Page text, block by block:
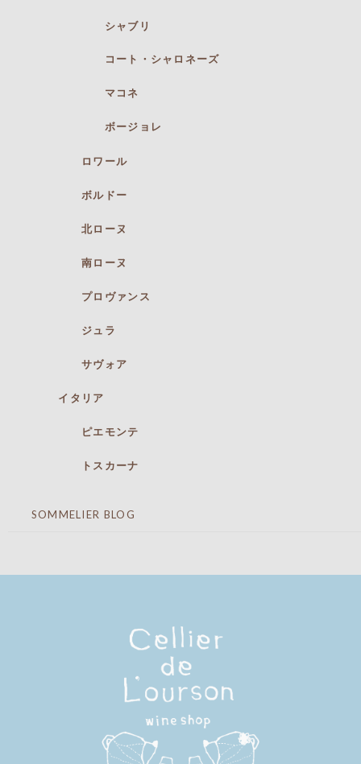
シャブリ
コート・シャロネーズ
マコネ
ボージョレ
ロワール
ボルドー
北ローヌ
南ローヌ
プロヴァンス
ジュラ
サヴォア
イタリア
ピエモンテ
トスカーナ
SOMMELIER BLOG